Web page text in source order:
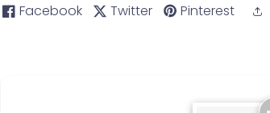
Facebook Twitter Pinterest